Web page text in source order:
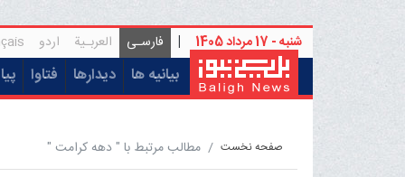
شنبه - 17 مرداد 1405 | فارسـی العربـیة اردو
بیانیه ها دیدارها فتاوا
صفحه نخست مطالب مرتبط با " دهه کرامت "